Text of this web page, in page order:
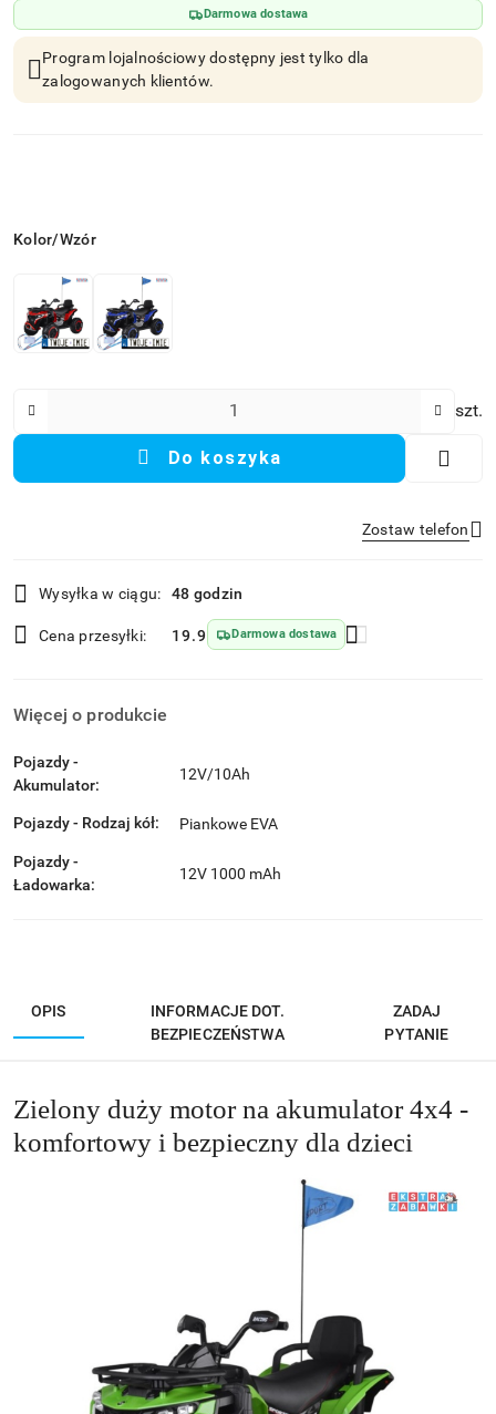
Darmowa dostawa
Program lojalnościowy dostępny jest tylko dla
zalogowanych klientów.
Wariant
Kolor/Wzór
szt.
Do koszyka
Zostaw telefon
Wyślij
i
dostawa
Wysyłka w ciągu: 48 godzin
Cena przesyłki: 19.9 Darmowa dostawa
Więcej o produkcie
Pojazdy -
Akumulator:
12V/10Ah
Pojazdy - Rodzaj kół: Piankowe EVA
Pojazdy -
Ładowarka:
12V 1000 mAh
OPIS
INFORMACJE DOT.
BEZPIECZEŃSTWA
ZADAJ
PYTANIE
Zielony duży motor na akumulator 4x4 -
komfortowy i bezpieczny dla dzieci